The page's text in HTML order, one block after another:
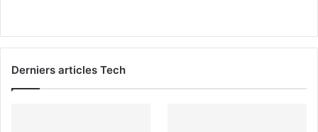
Derniers articles Tech